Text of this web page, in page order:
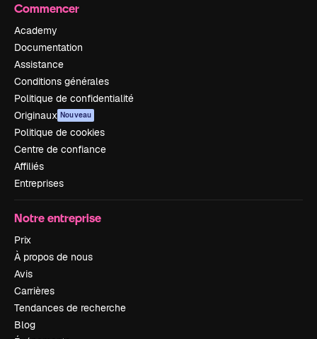
Commencer
Academy
Documentation
Assistance
Conditions générales
Politique de confidentialité
Originaux Nouveau
Politique de cookies
Centre de confiance
Affiliés
Entreprises
Notre entreprise
Prix
À propos de nous
Avis
Carrières
Tendances de recherche
Blog